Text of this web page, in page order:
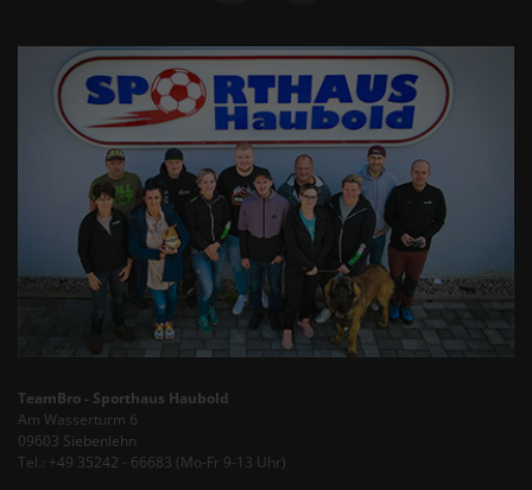
TeamBro - Sporthaus Haubold
Am Wasserturm 6
09603 Siebenlehn
Tel.: +49 35242 - 66683 (Mo-Fr 9-13 Uhr)